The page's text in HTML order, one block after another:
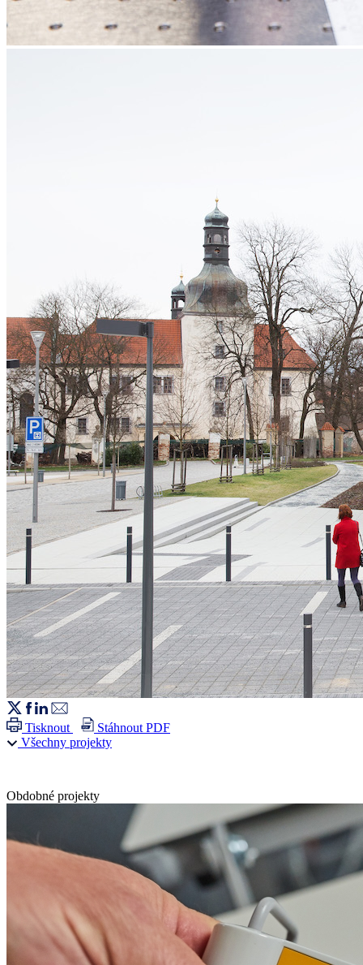
Tisknout
Stáhnout PDF
Všechny projekty
Obdobné projekty